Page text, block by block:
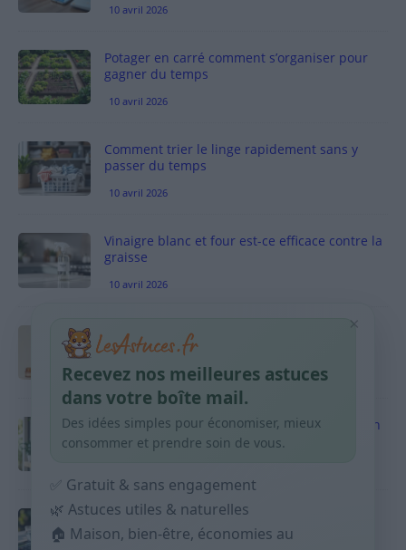
10 avril 2026
Potager en carré comment s’organiser pour
gagner du temps
10 avril 2026
Comment trier le linge rapidement sans y
passer du temps
10 avril 2026
Vinaigre blanc et four est-ce efficace contre la
graisse
10 avril 2026
Taches pigmentaires : routine simple +
habitudes qui aident
9 avril 2026
Produits ménagers : comment économiser en
courses sans acheter 10 sprays
Budget mensuel : méthode rapide pour
répartir son salaire dès le jour de paie
×
Recevez nos meilleures astuces
dans votre boîte mail.
Des idées simples pour économiser, mieux
consommer et prendre soin de vous.
✅ Gratuit & sans engagement
🌿 Astuces utiles & naturelles
🏠 Maison, bien-être, économies au